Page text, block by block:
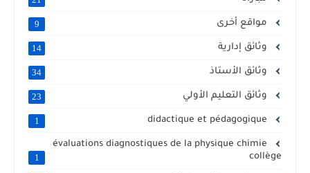
مواقع أخرى 9
وثائق إدارية 14
وثائق الأستاذ 34
وثائق التعليم الأولي 23
1
évaluations diagnostiques de la physique chimie
collège
1